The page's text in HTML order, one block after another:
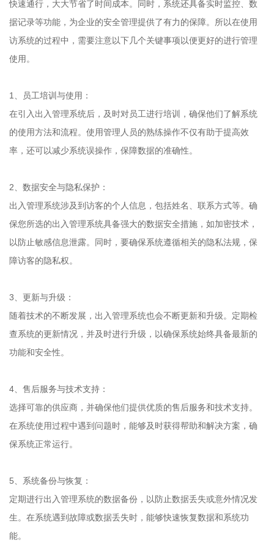
快速通行，大大节省了时间成本。同时，系统还具备实时监控、数
据记录等功能，为企业的安全管理提供了有力的保障。所以在使用
访系统的过程中，需要注意以下几个关键事项以便更好的进行管理
使用。
1、员工培训与使用：
在引入出入管理系统后，及时对员工进行培训，确保他们了解系统
的使用方法和流程。使用管理人员的熟练操作不仅有助于提高效
率，还可以减少系统误操作，保障数据的准确性。
2、数据安全与隐私保护：
出入管理系统涉及到访客的个人信息，包括姓名、联系方式等。确
保您所选的出入管理系统具备强大的数据安全措施，如加密技术，
以防止敏感信息泄露。同时，要确保系统遵循相关的隐私法规，保
障访客的隐私权。
3、更新与升级：
随着技术的不断发展，出入管理系统也会不断更新和升级。定期检
查系统的更新情况，并及时进行升级，以确保系统始终具备最新的
功能和安全性。
4、售后服务与技术支持：
选择可靠的供应商，并确保他们提供优质的售后服务和技术支持。
在系统使用过程中遇到问题时，能够及时获得帮助和解决方案，确
保系统正常运行。
5、系统备份与恢复：
定期进行出入管理系统的数据备份，以防止数据丢失或意外情况发
生。在系统遇到故障或数据丢失时，能够快速恢复数据和系统功
能。